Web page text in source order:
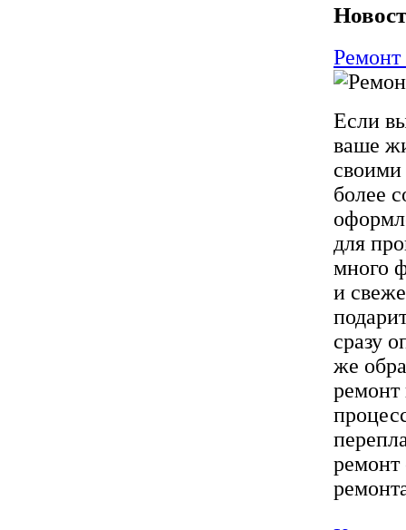
Ремонт
Если
ваше
своими
более
для
много
и
сразу
же
ремонт
ремонт